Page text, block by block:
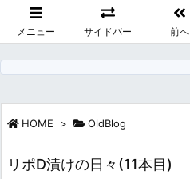
メニュー サイドバー 前へ
HOME > OldBlog
リポD漬けの日々(11本目)